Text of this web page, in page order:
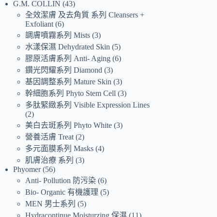
G.M. COLLIN 43
全效潔膚 及去角質 系列 Cleansers +
Exfoliant 6
調膚噴霧系列 Mists 3
水漾保濕 Dehydrated Skin
5
膠原活膚系列 Anti- Aging 6
鑽光閃耀系列 Diamond 3
基因調整系列 Mature Skin 3
幹細胞系列 Phyto Stem Cell 3
多肽緊緻系列 Visible Expression Lines
2
美白去斑系列 Phyto White 3
營養活膚 Treat 2
多元面膜系列 Masks 4
肌膚治療 系列
3
Phyomer 56
Anti- Pollution 防污染 6
Bio- Organic 有機護理
5
MEN 男士系列
5
Hydracontinue Moisturzing 保濕
11